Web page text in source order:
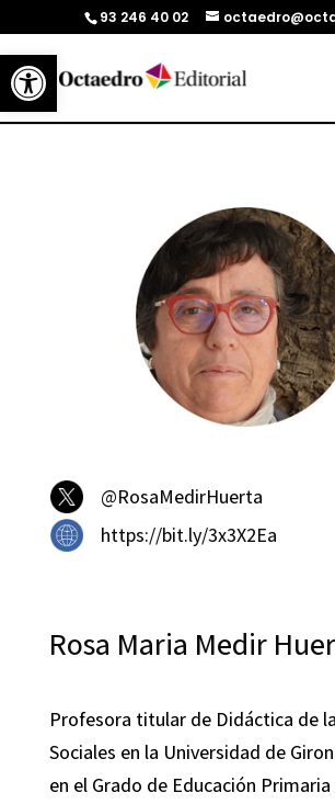
Abrir barra de herramientas
93 246 40 02
@RosaMedirHuerta
https://bit.ly/3x3X2Ea
Rosa Maria Medir
Profesora titular de Didáctica de
Sociales en la Universidad de
en el Grado de Educación Primaria